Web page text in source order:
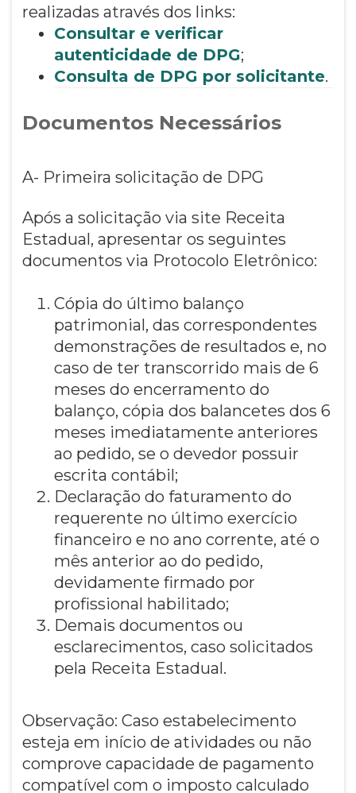
realizadas através dos links:
Consultar e verificar
autenticidade de DPG;
Consulta de DPG por solicitante.
Documentos Necessários
A- Primeira solicitação de DPG
Após a solicitação via site Receita
Estadual, apresentar os seguintes
documentos via Protocolo Eletrônico:
Cópia do último balanço
patrimonial, das correspondentes
demonstrações de resultados e, no
caso de ter transcorrido mais de 6
meses do encerramento do
balanço, cópia dos balancetes dos 6
meses imediatamente anteriores
ao pedido, se o devedor possuir
escrita contábil;
Declaração do faturamento do
requerente no último exercício
financeiro e no ano corrente, até o
mês anterior ao do pedido,
devidamente firmado por
profissional habilitado;
Demais documentos ou
esclarecimentos, caso solicitados
pela Receita Estadual.
Observação: Caso estabelecimento
esteja em início de atividades ou não
comprove capacidade de pagamento
compatível com o imposto calculado